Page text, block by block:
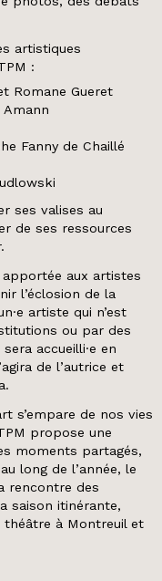
artistiques
:
Romane Gueret
Fanny de Chaillé
ses valises au
de ses ressources
apportée aux artistes
l’éclosion de la
artiste qui n’est
ou par des
accueilli·e en
de l’autrice et
s’empare de nos vies
propose une
moments partagés,
long de l’année, le
rencontre des
saison itinérante,
à Montreuil et